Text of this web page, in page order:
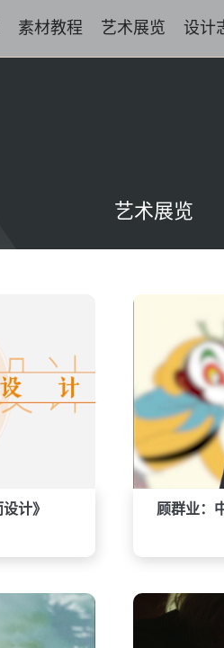
素材教程 艺术展览 设计
艺术展览
计》 顾群业：